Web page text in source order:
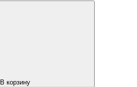
В корзину